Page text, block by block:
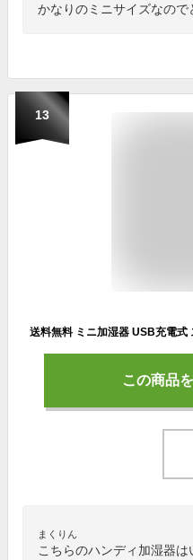
かなりのミニサイズなの
13
この商品
まくりん
こちらのハンディ加湿器